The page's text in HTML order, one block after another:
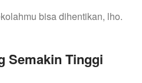
bisa dihentikan, lho.
Semakin Tinggi